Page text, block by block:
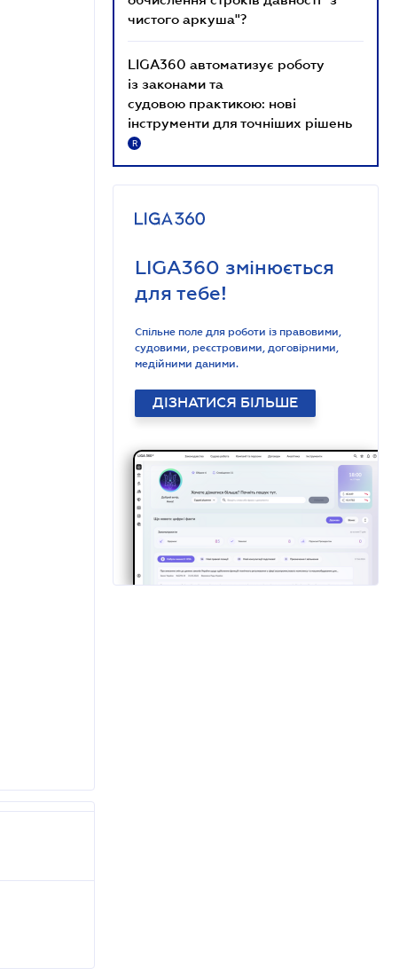
чистого аркуша"?
LIGA360 автоматизує роботу
із законами та
судовою практикою: нові
інструменти для точніших рішень
R
LIGA360 змінюється
для тебе!
Спільне поле для роботи із правовими,
судовими, реєстровими, договірними,
медійними даними.
ДІЗНАТИСЯ БІЛЬШЕ